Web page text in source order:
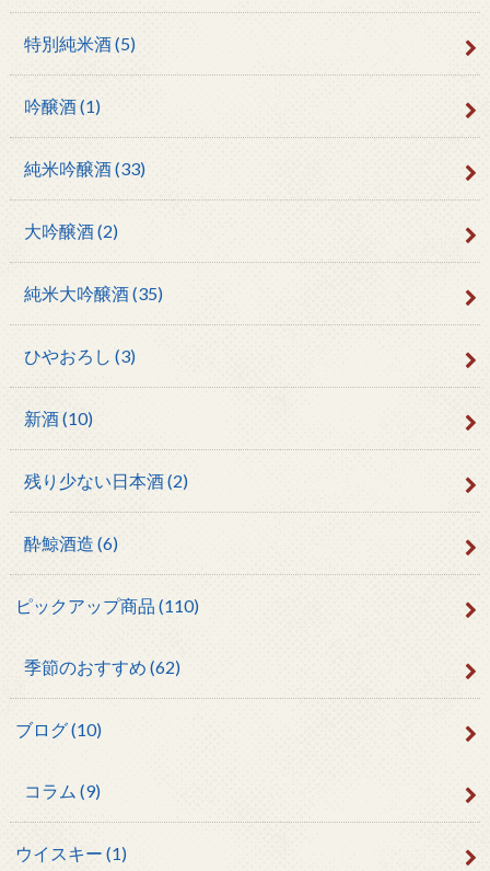
特別純米酒(5)
吟醸酒(1)
純米吟醸酒(33)
大吟醸酒(2)
純米大吟醸酒(35)
ひやおろし (3)
新酒(10)
残り少ない日本酒(2)
酔鯨酒造 (6)
ピックアップ商品 (110)
季節のおすすめ (62)
ブログ(10)
コラム (9)
ウイスキー (1)